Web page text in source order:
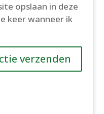
opslaan in deze
keer wanneer ik